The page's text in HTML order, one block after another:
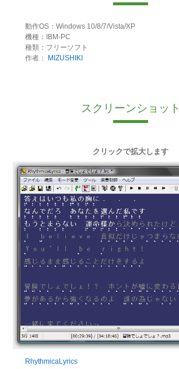
動作OS：Windows 10/8/7/Vista/XP
機種：IBM-PC
種類：フリーソフト
作者：
MIZUSHIKI
スクリーンショット
クリックで拡大します
RhythmicaLyrics